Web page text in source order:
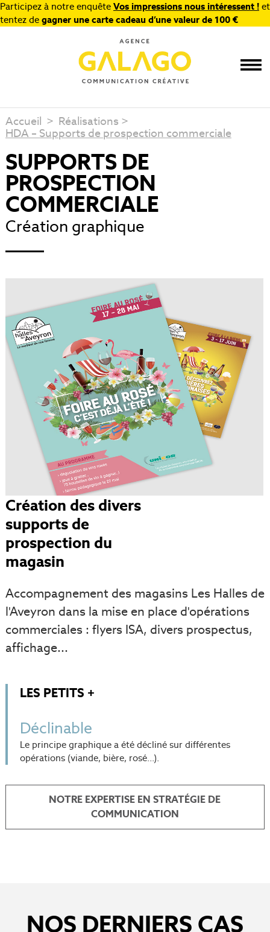
Participez à notre enquête Vos impressions nous intéressent ! et
tentez de gagner une carte cadeau d’une valeur de 100 €
Accueil > Réalisations >
HDA – Supports de prospection commerciale
SUPPORTS DE
PROSPECTION
COMMERCIALE
Création graphique
Création des divers
supports de
prospection du
magasin
Accompagnement des magasins Les Halles de
l'Aveyron dans la mise en place d'opérations
commerciales : flyers ISA, divers prospectus,
affichage...
LES PETITS +
Déclinable
Le principe graphique a été décliné sur différentes
opérations (viande, bière, rosé...).
NOTRE EXPERTISE EN STRATÉGIE DE
COMMUNICATION
NOS DERNIERS CAS